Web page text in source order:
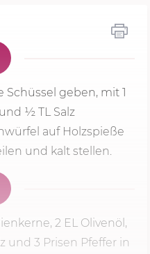
geben, mit 1
½ TL Salz
auf Holzspieße
und kalt stellen.
2 EL Olivenöl,
und 3 Prisen Pfeffer in